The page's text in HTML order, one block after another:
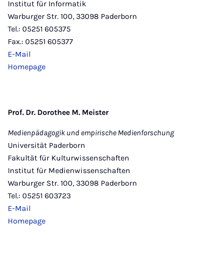
Institut für Informatik
Warburger Str. 100, 33098 Paderborn
Tel.: 05251 605375
Fax.: 05251 605377
E-Mail
Homepage
Prof. Dr. Dorothee M. Meister
Medienpädagogik und empirische Medienforschung
Universität Paderborn
Fakultät für Kulturwissenschaften
Institut für Medienwissenschaften
Warburger Str. 100, 33098 Paderborn
Tel.: 05251 603723
E-Mail
Homepage